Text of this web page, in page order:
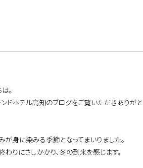
。
ンドホテル高知のブログをご覧いただきありがと
身に染みる季節となってまいりました。
りにさしかかり、冬の到来を感じます。